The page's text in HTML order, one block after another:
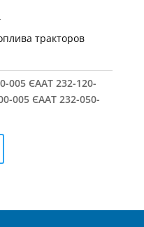
тракторов
005 ЄААТ 232-120-
005 ЄААТ 232-050-